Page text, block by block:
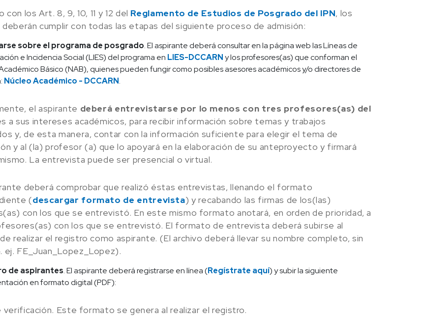
con los Art. 8, 9, 10, 11 y 12 del Reglamento de Estudios de Posgrado del IPN, los
cumplir con todas las etapas del siguiente proceso de admisión:
sobre el programa de posgrado. El aspirante deberá consultar en la página web las Líneas de
e Incidencia Social (LIES) del programa en LIES-DCCARNy los profesores(as) que conforman el
Básico (NAB), quienes pueden fungir como posibles asesores académicos y/o directores de
Núcleo Académico - DCCARN.
el aspirante deberá entrevistarse por lo menos con tres profesores(as) del
a sus intereses académicos, para recibir información sobre temas y trabajos
y, de esta manera, contar con la información suficiente para elegir el tema de
y al (la) profesor (a) que lo apoyará en la elaboración de su anteproyecto y firmará
La entrevista puede ser presencial o virtual.
deberá comprobar que realizó éstas entrevistas, llenando el formato
(descargar formato de entrevista) y recabando las firmas de los(las)
con los que se entrevistó. En este mismo formato anotará, en orden de prioridad, a
con los que se entrevistó. El formato de entrevista deberá subirse al
realizar el registro como aspirante. (El archivo deberá llevar su nombre completo, sin
ej. FE_Juan_Lopez_Lopez).
de aspirantes. El aspirante deberá registrarse en línea (Regístrate aquí) y subir la siguiente
en formato digital (PDF):
verificación. Este formato se genera al realizar el registro.